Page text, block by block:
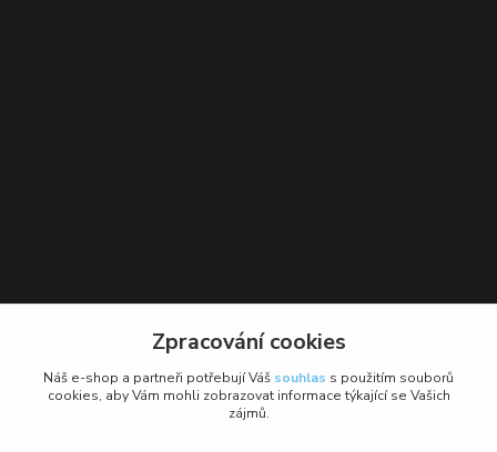
BikeForce.cz
Zpracování cookies
Náš e-shop a partneři potřebují Váš souhlas s použitím souborů
cookies, aby Vám mohli zobrazovat informace týkající se Vašich
zájmů.